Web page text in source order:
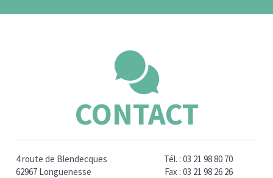
CONTACT
4 route de Blendecques
62967 Longuenesse
Tél. : 03 21 98 80 70
Fax : 03 21 98 26 26